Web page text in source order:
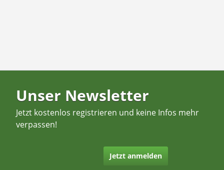
Unser Newsletter
Jetzt kostenlos registrieren und keine Infos mehr
verpassen!
Jetzt anmelden